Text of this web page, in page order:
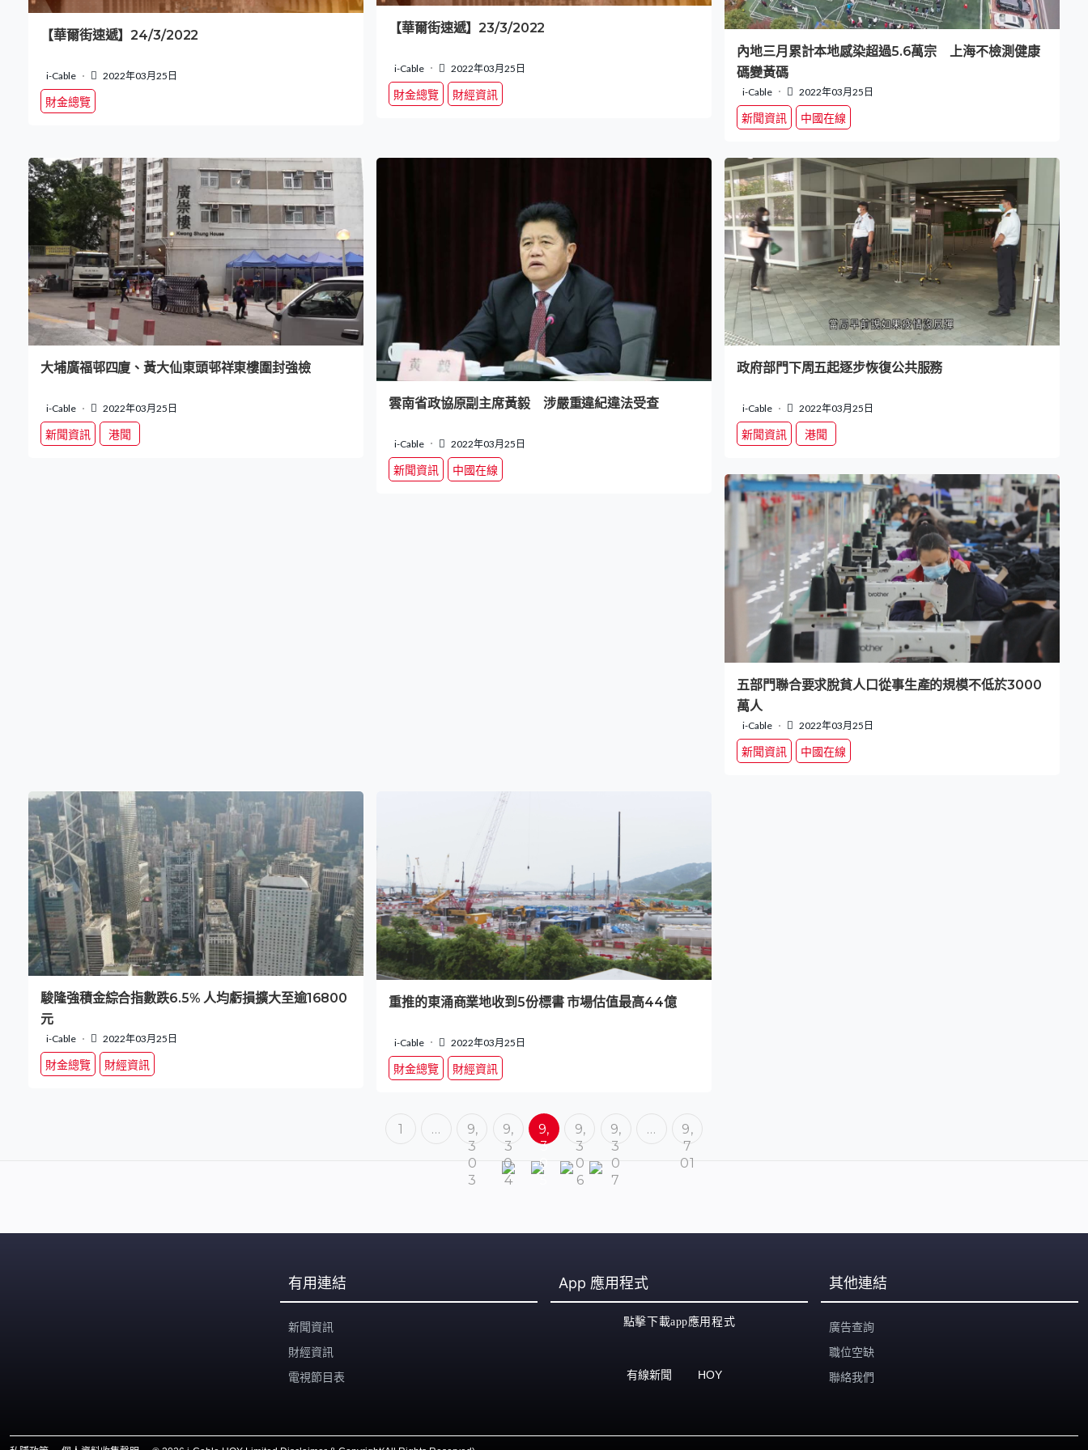
【華爾街速遞】24/3/2022
i-Cable 2022年03月25日
財金總覽
【華爾街速遞】23/3/2022
i-Cable 2022年03月25日
財金總覽 財經資訊
內地三月累計本地感染超過5.6萬宗 上海不檢測健康
碼變黃碼
i-Cable 2022年03月25日
新聞資訊 中國在線
大埔廣福邨四廈、黃大仙東頭邨祥東樓圍封強檢
i-Cable 2022年03月25日
新聞資訊 港聞
雲南省政協原副主席黃毅 涉嚴重違紀違法受查
i-Cable 2022年03月25日
新聞資訊 中國在線
政府部門下周五起逐步恢復公共服務
i-Cable 2022年03月25日
新聞資訊 港聞
五部門聯合要求脫貧人口從事生產的規模不低於3000
萬人
i-Cable 2022年03月25日
新聞資訊 中國在線
駿隆強積金綜合指數跌6.5% 人均虧損擴大至逾16800
元
i-Cable 2022年03月25日
財金總覽 財經資訊
重推的東涌商業地收到5份標書 市場估值最高44億
i-Cable 2022年03月25日
財金總覽 財經資訊
1 …
9,
3
0
3
9,
3
0
4
9,
3
0
9,
3
0
6
9,
3
0
7
…
9,
7
01
有用連結
新聞資訊
財經資訊
電視節目表
App 應用程式
點擊下載app應用程式
有線新聞 HOY
其他連結
廣告查詢
職位空缺
聯絡我們